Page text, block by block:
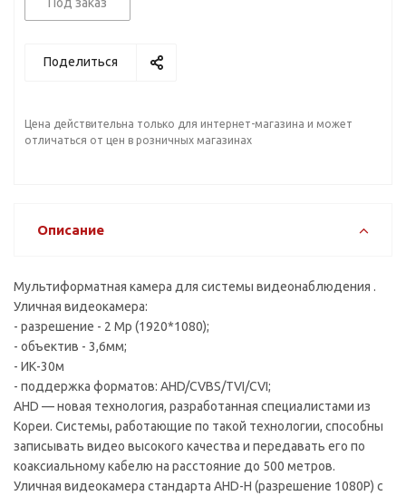
Поделиться
Цена действительна только для интернет-магазина и может
отличаться от цен в розничных магазинах
Описание
Мультиформатная камера для системы видеонаблюдения .
Уличная видеокамера:
- разрешение - 2 Mp (1920*1080);
- объектив - 3,6мм;
- ИК-30м
- поддержка форматов: AHD/CVBS/TVI/CVI;
AHD — новая технология, разработанная специалистами из
Кореи. Системы, работающие по такой технологии, способны
записывать видео высокого качества и передавать его по
коаксиальному кабелю на расстояние до 500 метров.
Уличная видеокамера стандарта AHD-H (разрешение 1080P) с